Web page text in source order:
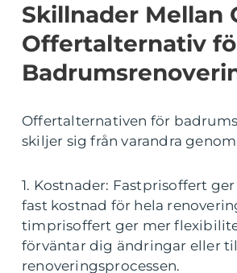
Skillnader Mellan
Offertalternativ
Offertalternativen för
skiljer sig från varandra
1. Kostnader: Fastprisoffert
fast kostnad för hela
timprisoffert ger mer
förväntar dig ändringar eller
renoveringsprocessen.